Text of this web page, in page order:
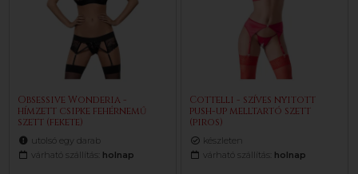
Obsessive Wonderia -
hímzett csipke fehérnemű
szett (fekete)
utolsó egy darab
várható szállítás: holnap
Cottelli - szíves nyitott
push-up melltartó szett
(piros)
készleten
várható szállítás: holnap